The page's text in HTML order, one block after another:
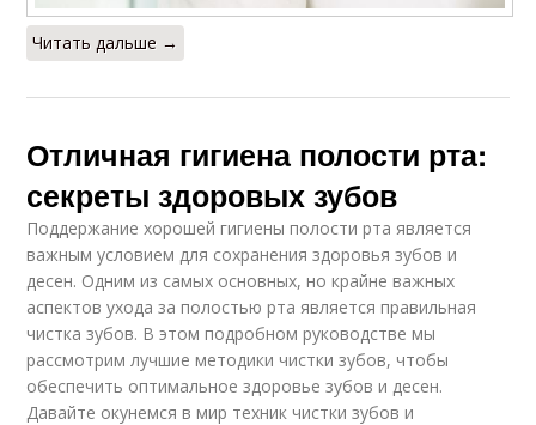
Читать дальше →
Отличная гигиена полости рта:
секреты здоровых зубов
Поддержание хорошей гигиены полости рта является
важным условием для сохранения здоровья зубов и
десен. Одним из самых основных, но крайне важных
аспектов ухода за полостью рта является правильная
чистка зубов. В этом подробном руководстве мы
рассмотрим лучшие методики чистки зубов, чтобы
обеспечить оптимальное здоровье зубов и десен.
Давайте окунемся в мир техник чистки зубов и